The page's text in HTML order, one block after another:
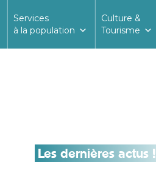
Services
à la population
Culture &
Tourisme
Les dernières actus !